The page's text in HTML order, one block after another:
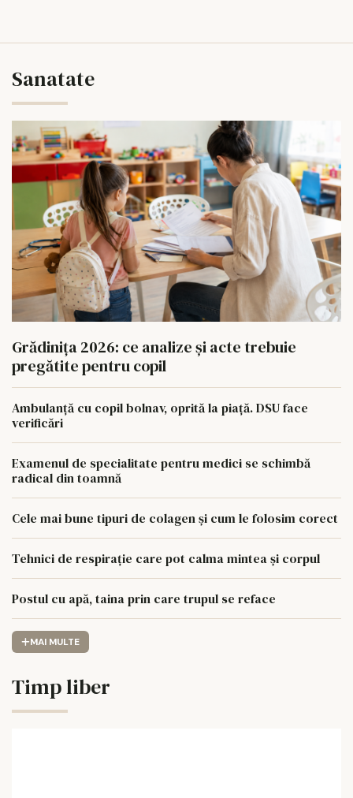
Sanatate
Grădinița 2026: ce analize și acte trebuie
pregătite pentru copil
Ambulanță cu copil bolnav, oprită la piață. DSU face
verificări
Examenul de specialitate pentru medici se schimbă
radical din toamnă
Cele mai bune tipuri de colagen și cum le folosim corect
Tehnici de respirație care pot calma mintea și corpul
Postul cu apă, taina prin care trupul se reface
MAI MULTE
Timp liber